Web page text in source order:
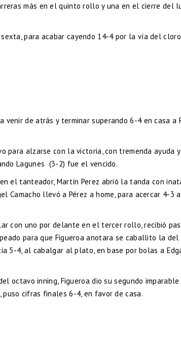
más en el quinto rollo y una en el cierre del
para acabar cayendo 14-4 por la vía del
de atrás y terminar superando 6-4 en casa a
alzarse con la victoria, con tremenda ayuda y
Lagunes (3-2) fue el vencido.
el tanteador, Martín Perez abrió la tanda con
Camacho llevó a Pérez a home, para acercar 4-3
con uno por delante en el tercer rollo, recibió
para que Figueroa anotara se caballito la del
5-4, al cabalgar al plato, en base por bolas a
octavo inning, Figueroa dio su segundo
puso cifras finales 6-4, en favor de casa.